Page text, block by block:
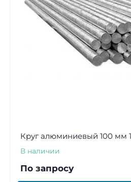
Круг алюминиевый 100 мм
В наличии
По запросу